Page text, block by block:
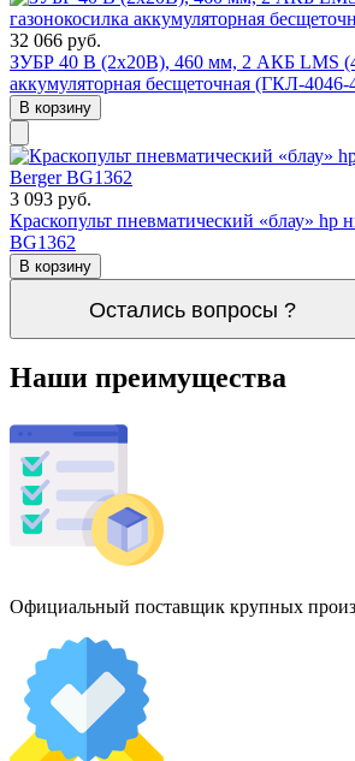
32 066 руб.
ЗУБР 40 В (2x20В), 460 мм, 2 АКБ LMS (4
аккумуляторная бесщеточная (ГКЛ-4046-
В корзину
3 093 руб.
Краскопульт пневматический «блау» hp
BG1362
В корзину
Остались вопросы ?
Наши преимущества
Официальный поставщик крупных